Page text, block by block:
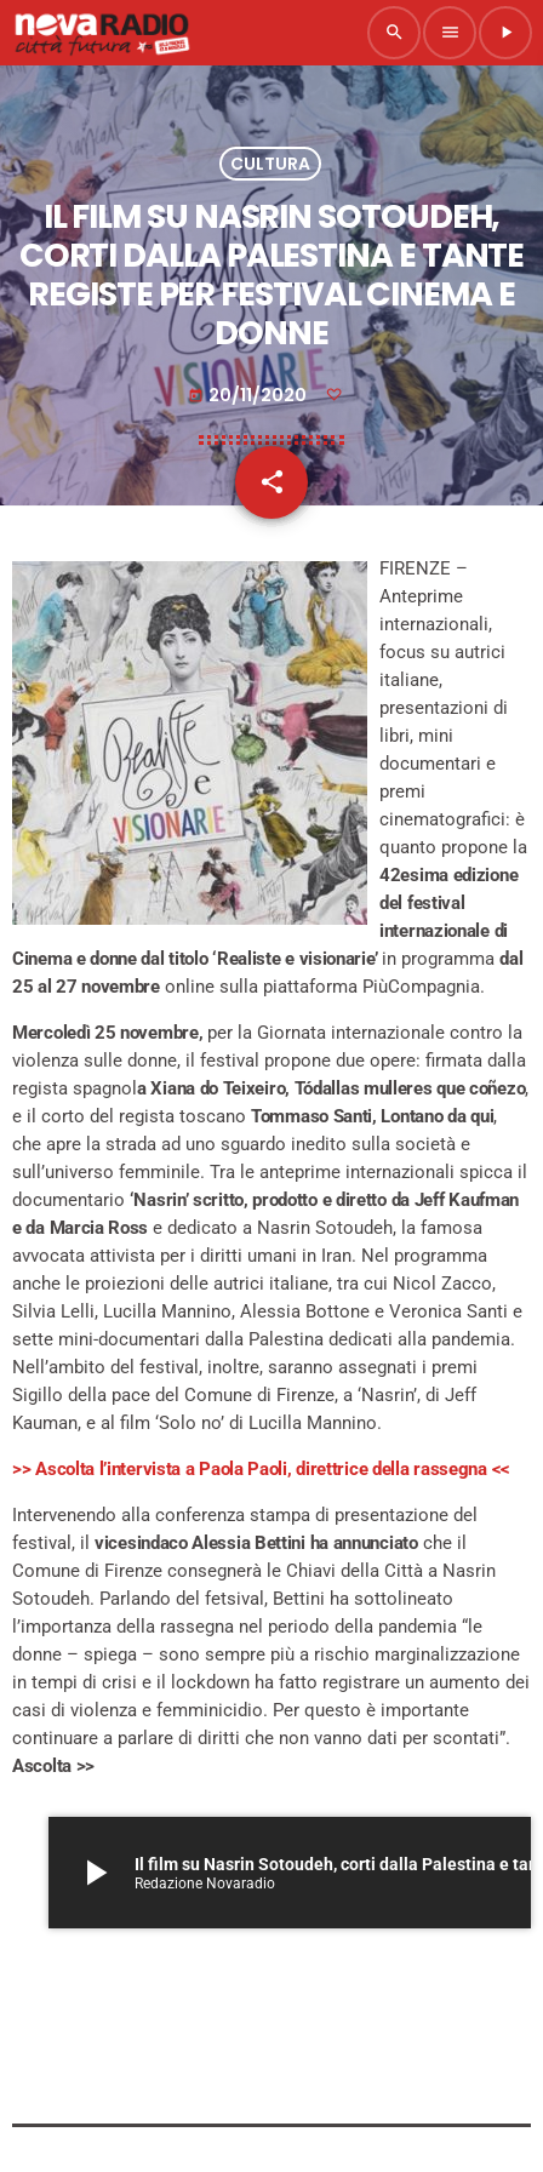
search menu play_arrow
CULTURA
IL FILM SU NASRIN SOTOUDEH,
CORTI DALLA PALESTINA E TANTE
REGISTE PER FESTIVAL CINEMA E
DONNE
today 20/11/2020
share
email
FIRENZE –
Anteprime
internazionali,
focus su autrici
italiane,
presentazioni di
libri, mini
documentari e
premi
cinematografici: è
quanto propone la
42esima edizione
del festival
internazionale di
Cinema e donne dal titolo ‘Realiste e visionarie’in programmadal
25 al 27 novembre online sulla piattaforma PiùCompagnia.
Mercoledì 25 novembre, per la Giornata internazionale contro la
violenza sulle donne, il festival propone due opere: firmata dalla
regista spagnol a Xiana do Teixeiro, Tódallas mulleres que coñezo,
e il corto del regista toscano Tommaso Santi, Lontano da qui,
che apre la strada ad uno sguardo inedito sulla società e
sull’universo femminile. Tra le anteprime internazionali spicca il
documentario ‘Nasrin’ scritto, prodotto e diretto da Jeff Kaufman
e da Marcia Ross e dedicato a Nasrin Sotoudeh, la famosa
avvocata attivista per i diritti umani in Iran. Nel programma
anche le proiezioni delle autrici italiane, tra cui Nicol Zacco,
Silvia Lelli, Lucilla Mannino, Alessia Bottone e Veronica Santi e
sette mini-documentari dalla Palestina dedicati alla pandemia.
Nell’ambito del festival, inoltre, saranno assegnati i premi
Sigillo della pace del Comune di Firenze, a ‘Nasrin’, di Jeff
Kauman, e al film ‘Solo no’ di Lucilla Mannino.
>> Ascolta l’intervista a Paola Paoli, direttrice della rassegna <<
Intervenendo alla conferenza stampa di presentazione del
festival, il vicesindaco Alessia Bettini ha annunciatoche il
Comune di Firenze consegnerà le Chiavi della Città a Nasrin
Sotoudeh. Parlando del fetsival, Bettini ha sottolineato
l’importanza della rassegna nel periodo della pandemia “le
donne – spiega – sono sempre più a rischio marginalizzazione
in tempi di crisi e il lockdown ha fatto registrare un aumento dei
casi di violenza e femminicidio. Per questo è importante
continuare a parlare di diritti che non vanno dati per scontati”.
Ascolta >>
play_arrow Redazione Novaradio